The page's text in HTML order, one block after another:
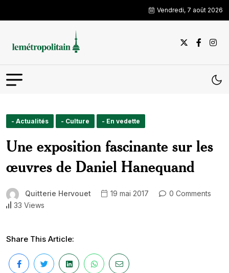
Vendredi, 7 août 2026
- Actualités - Culture - En vedette
Une exposition fascinante sur les
œuvres de Daniel Hanequand
Quitterie Hervouet 19 mai 2017
0 Comments
33 Views
Share This Article: